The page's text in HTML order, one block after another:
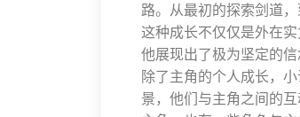
路。从最初的探索剑道
这种成长不仅仅是外在
他展现出了极为坚定的信
除了主角的个人成长，
景，他们与主角之间的